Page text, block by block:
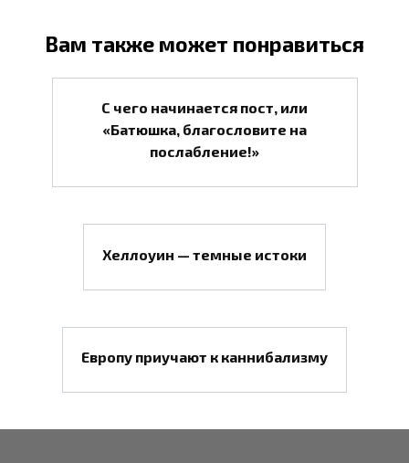
Вам также может понравиться
С чего начинается пост, или
«Батюшка, благословите на
послабление!»
Хеллоуин — темные истоки
Европу приучают к каннибализму